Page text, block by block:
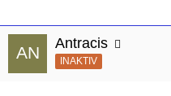
Antracis
INAKTIV